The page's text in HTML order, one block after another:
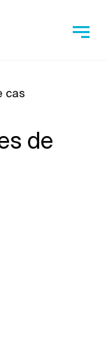
cas
de